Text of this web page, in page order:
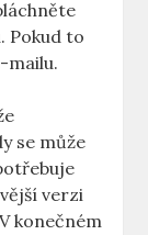
Pokud to
mailu.
se může
verzi
konečném